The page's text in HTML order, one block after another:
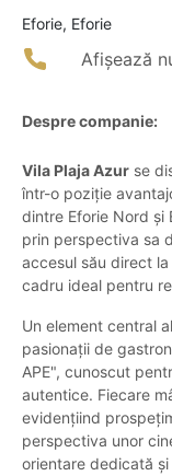
Eforie, Eforie
Afișează
Despre companie:
Vila Plaja Azur se
într-o poziție
dintre Eforie Nord și
prin perspectiva sa
accesul său direct
cadru ideal pentru
Un element central
pasionații de
APE", cunoscut
autentice. Fiecare
evidențiind
perspectiva unor
orientare dedicată